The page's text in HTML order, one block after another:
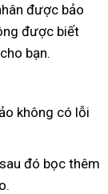
được bảo
được biết
bạn.
không có lỗi
đó bọc thêm